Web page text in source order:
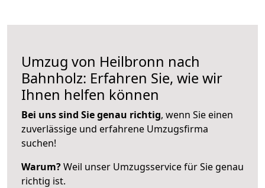
Umzug von Heilbronn nach
Bahnholz: Erfahren Sie, wie wir
Ihnen helfen können
Bei uns sind Sie genau richtig, wenn Sie einen
zuverlässige und erfahrene Umzugsfirma
suchen!
Warum?Weil unser Umzugsservice für Sie genau
richtig ist.